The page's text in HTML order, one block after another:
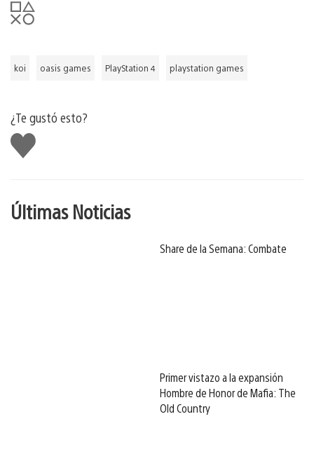
koi oasis games PlayStation 4 playstation games
¿Te gustó esto?
Me
gusta
Últimas Noticias
Share de la Semana: Combate
Primer vistazo a la expansión
Hombre de Honor de Mafia: The
Old Country